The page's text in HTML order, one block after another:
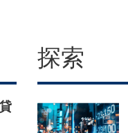
探索